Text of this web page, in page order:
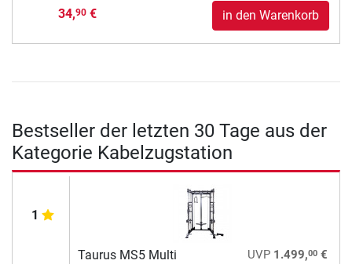
34,90€ in den Warenkorb
Bestseller der letzten 30 Tage aus der
Kategorie Kabelzugstation
1
Taurus MS5 Multi
UVP 1.499,00€